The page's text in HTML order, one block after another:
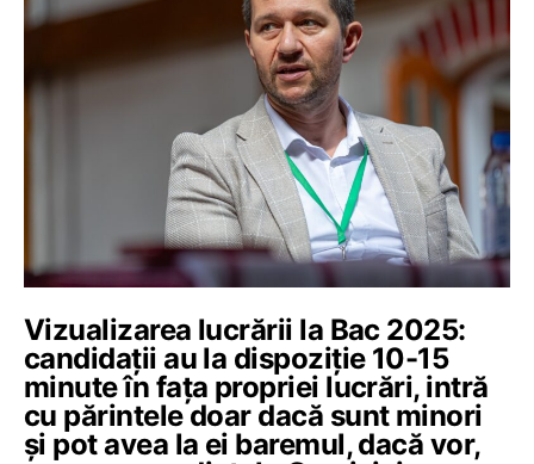
Vizualizarea lucrării la Bac 2025:
candidații au la dispoziție 10-15
minute în fața propriei lucrări, intră
cu părintele doar dacă sunt minori
și pot avea la ei baremul, dacă vor,